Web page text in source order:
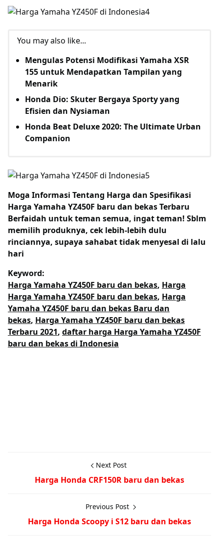
You may also like...
Mengulas Potensi Modifikasi Yamaha XSR
155 untuk Mendapatkan Tampilan yang
Menarik
Honda Dio: Skuter Bergaya Sporty yang
Efisien dan Nysiaman
Honda Beat Deluxe 2020: The Ultimate Urban
Companion
Moga Informasi Tentang Harga dan Spesifikasi
Harga Yamaha YZ450F baru dan bekas Terbaru
Berfaidah untuk teman semua, ingat teman! Sblm
memilih produknya, cek lebih-lebih dulu
rinciannya, supaya sahabat tidak menyesal di lalu
hari
Keyword:
Harga Yamaha YZ450F baru dan bekas, Harga
Harga Yamaha YZ450F baru dan bekas, Harga
Yamaha YZ450F baru dan bekas Baru dan
bekas, Harga Yamaha YZ450F baru dan bekas
Terbaru 2021, daftar harga Harga Yamaha YZ450F
baru dan bekas di Indonesia
Next Post
Harga Honda CRF150R baru dan bekas
Previous Post
Harga Honda Scoopy i S12 baru dan bekas